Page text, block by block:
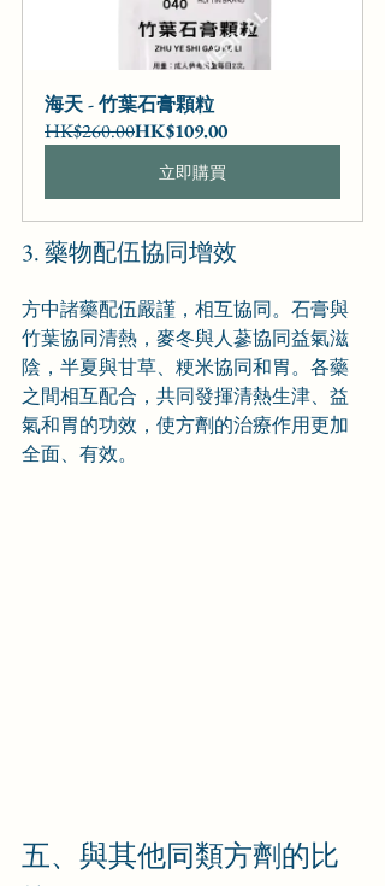
海天 - 竹葉石膏顆粒
HK$260.00HK$109.00
立即購買
3. 藥物配伍協同增效
方中諸藥配伍嚴謹，相互協同。石膏與
竹葉協同清熱，麥冬與人蔘協同益氣滋
陰，半夏與甘草、粳米協同和胃。各藥
之間相互配合，共同發揮清熱生津、益
氣和胃的功效，使方劑的治療作用更加
全面、有效。
五、與其他同類方劑的比